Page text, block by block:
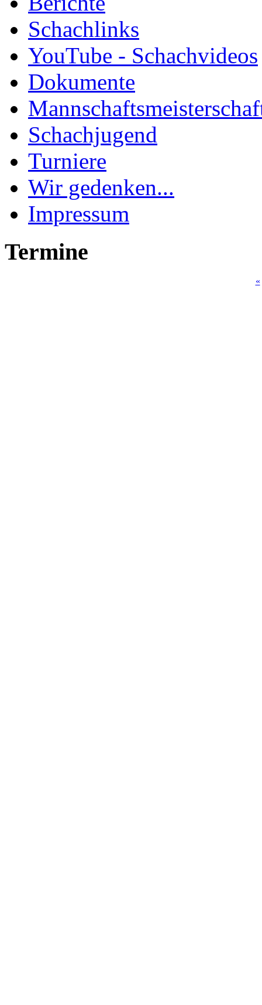
Schachlinks
YouTube - Schachvideos
Dokumente
Schachjugend
Turniere
Wir gedenken...
Impressum
Termine
«